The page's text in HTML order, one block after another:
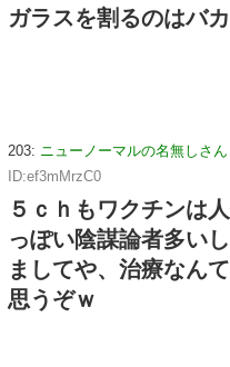
ガラスを割るのはバ
203: ニューノーマルの名無しさん
ID:ef3mMrzC0
５ｃｈもワクチンは
っぽい陰謀論者多い
ましてや、治療なん
思うぞｗ